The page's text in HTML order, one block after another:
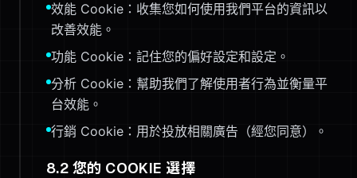
效能 Cookie：收集您如何使用我們平台的資訊以
改善效能。
功能 Cookie：記住您的偏好設定和設定。
分析 Cookie：幫助我們了解使用者行為並衡量平
台效能。
行銷 Cookie：用於投放相關廣告（經您同意）。
8.2 您的 COOKIE 選擇